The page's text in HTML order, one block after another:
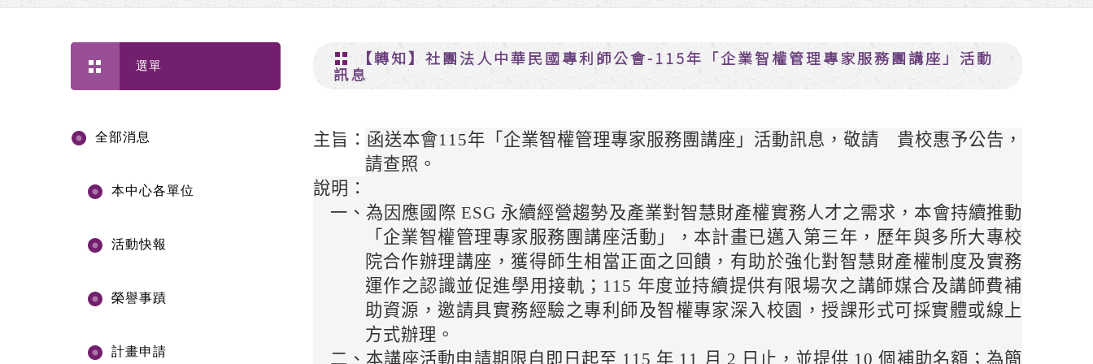
選單
全部消息
本中心各單位
活動快報
榮譽事蹟
計畫申請
【轉知】社團法人中華民國專利師公會-115年「企業智權管理專家服務團講座」活動
訊息
主旨： 函送本會115年「企業智權管理專家服務團講座」活動訊息，敬請 貴校惠予公告，
請查照。
說明：
一、為因應國際 ESG 永續經營趨勢及產業對智慧財產權實務人才之需求，本會持續推動
「企業智權管理專家服務團講座活動」，本計畫已邁入第三年，歷年與多所大專校
院合作辦理講座，獲得師生相當正面之回饋，有助於強化對智慧財產權制度及實務
運作之認識並促進學用接軌；115 年度並持續提供有限場次之講師媒合及講師費補
助資源，邀請具實務經驗之專利師及智權專家深入校園，授課形式可採實體或線上
方式辦理。
二、 本講座活動申請期限自即日起至 115 年 11 月 2 日止，並提供 10 個補助名額；為簡